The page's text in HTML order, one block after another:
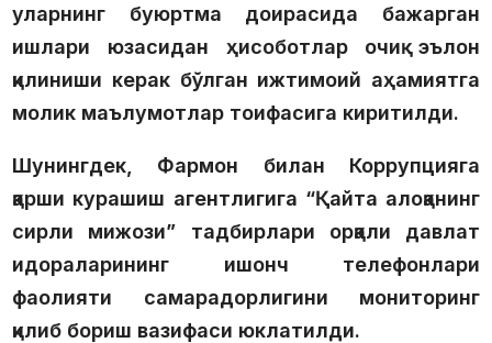
уларнинг буюртма доирасида бажарган
ишлари юзасидан ҳисоботлар очиқ эълон
қилиниши керак бўлган ижтимоий аҳамиятга
молик маълумотлар тоифасига киритилди.
Шунингдек, Фармон билан Коррупцияга
қарши курашиш агентлигига “Қайта алоқанинг
сирли мижози” тадбирлари орқали давлат
идораларининг ишонч телефонлари
фаолияти самарадорлигини мониторинг
қилиб бориш вазифаси юклатилди.